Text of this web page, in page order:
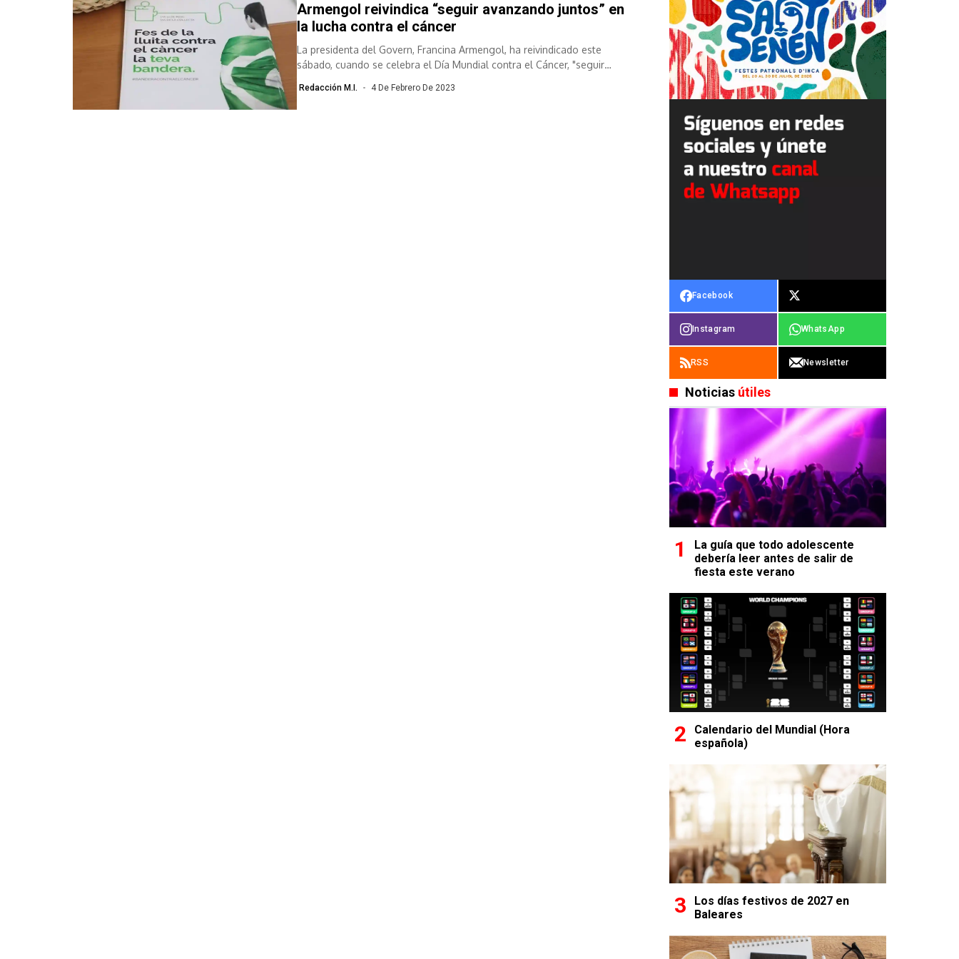
Armengol reivindica “seguir avanzando juntos” en
la lucha contra el cáncer
La presidenta del Govern, Francina Armengol, ha reivindicado este
sábado, cuando se celebra el Día Mundial contra el Cáncer, "seguir
Redacción M.I. 4 De Febrero De 2023
Facebook
Instagram WhatsApp
RSS Newsletter
Noticias útiles
La guía que todo adolescente
debería leer antes de salir de
fiesta este verano
Calendario del Mundial (Hora
española)
Los días festivos de 2027 en
Baleares